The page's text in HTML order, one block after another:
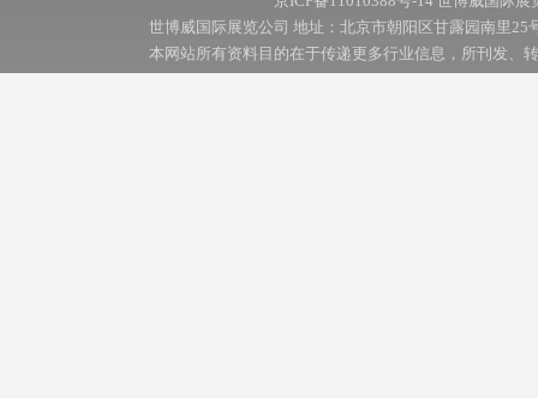
世博威国际展览公司 地址：北京市朝阳区甘露园南里25
本网站所有资料目的在于传递更多行业信息，所刊发、